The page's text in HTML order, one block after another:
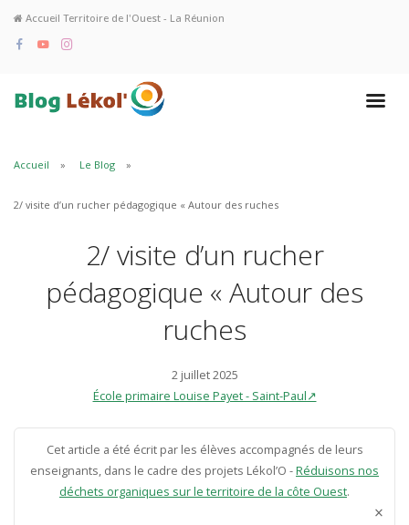
Accueil Territoire de l'Ouest - La Réunion
Accueil Le Blog
2/ visite d’un rucher pédagogique « Autour des ruches
2/ visite d’un rucher
pédagogique « Autour des
ruches
2 juillet 2025
École primaire Louise Payet - Saint-Paul↗
Cet article a été écrit par les élèves accompagnés de leurs
enseignants, dans le cadre des projets Lékol’O -Réduisons nos
déchets organiques sur le territoire de la côte Ouest.
×